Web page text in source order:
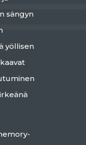
sängyn
yöllisen